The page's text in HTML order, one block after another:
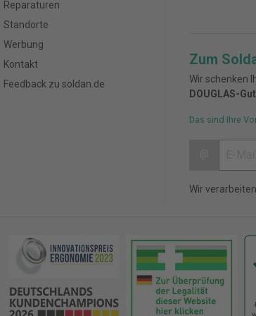
Reparaturen
Standorte
Werbung
Kontakt
Feedback zu soldan.de
Zum
Wir schenken
DOUGLAS-
Das sind Ihre
Wir